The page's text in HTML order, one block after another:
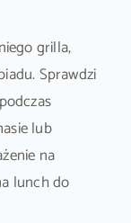
grilla,
Sprawdzi
lub
na
lunch do